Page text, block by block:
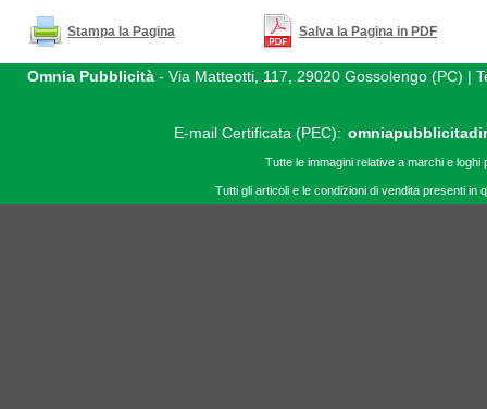
Stampa la Pagina Salva la Pagina in PDF
Omnia Pubblicità- Via Matteotti, 117, 29020 Gossolengo (PC) |
E-mail Certificata (PEC):
Tutte le immagini relative a marchi e
Tutti gli articoli e le condizioni di vendita presenti in